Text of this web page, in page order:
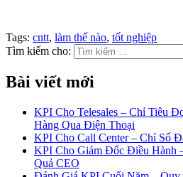
Tags: cntt, làm thế nào, tốt nghiệp
Tìm kiếm cho:
Bài viết mới
KPI Cho Telesales – Chỉ Tiêu
Hàng Qua Điện Thoại
KPI Cho Call Center – Chỉ Số
KPI Cho Giám Đốc Điều Hành
Quả CEO